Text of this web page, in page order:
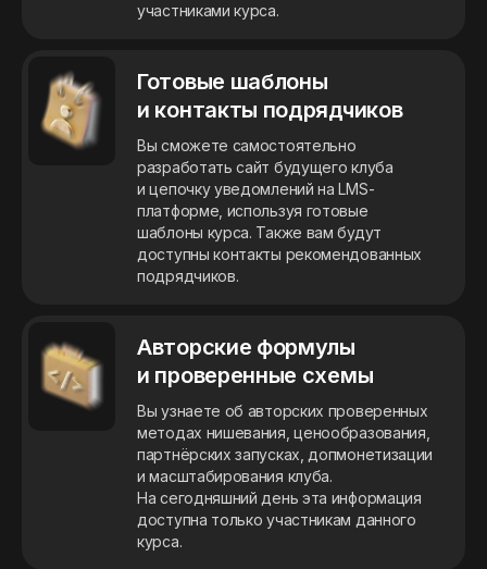
участниками курса.
Готовые шаблоны
и контакты подрядчиков
Вы сможете самостоятельно
разработать сайт будущего клуба
и цепочку уведомлений на LMS-
платформе, используя готовые
шаблоны курса. Также вам будут
доступны контакты рекомендованных
подрядчиков.
Авторские формулы
и проверенные схемы
Вы узнаете об авторских проверенных
методах нишевания, ценообразования,
партнёрских запусках, допмонетизации
и масштабирования клуба.
На сегодняшний день эта информация
доступна только участникам данного
курса.